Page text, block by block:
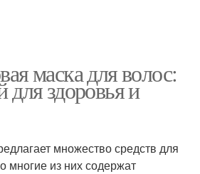
маска для волос:
для здоровья и
множество средств для
многие из них содержат